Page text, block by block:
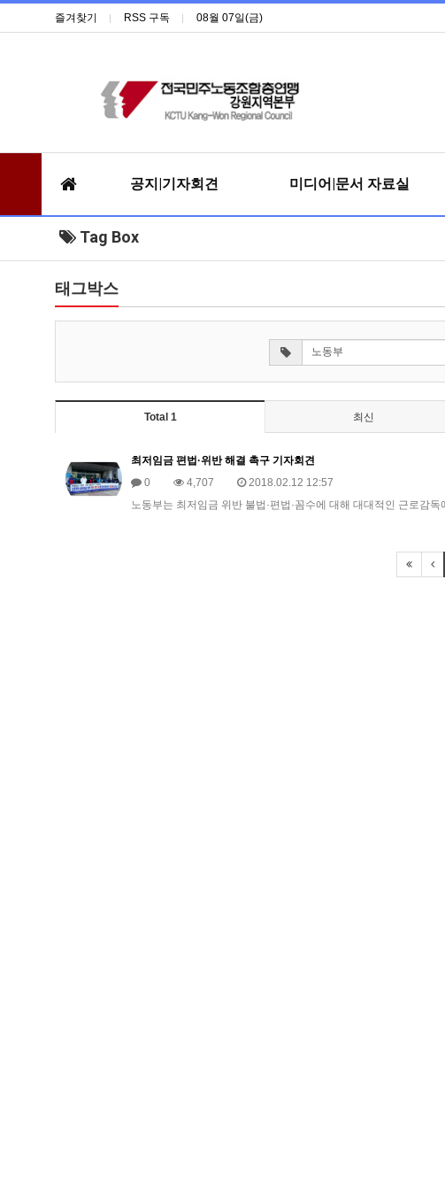
즐겨찾기 RSS 구독 08월 07일(금)
공지|기자회견 미디어|문서 자료실
Tag Box
태그박스
Total 1 최신
최저임금 편법·위반 해결 촉구 기자회견
0
4,707
2018.02.12 12:57
노동부는 최저임금 위반 불법·편법·꼼수에 대해 대대적인 근로감